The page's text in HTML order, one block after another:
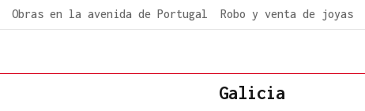
Obras en la avenida de Portugal Robo y venta de joyas
Galicia